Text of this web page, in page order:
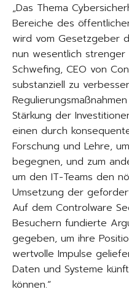
„Das Thema
Bereiche des
wird vom Gesetzgeber
nun wesentlich
Schwefing, CEO von
substanziell zu
Stärkung der
einen durch
Forschung und Lehre,
begegnen, und zum
um den IT-Teams den
Umsetzung der
Auf dem Controlware
Besuchern fundierte
gegeben, um ihre
wertvolle Impulse
Daten und Systeme
können.“